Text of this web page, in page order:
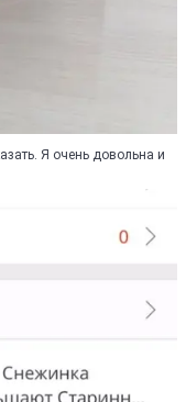
Я очень довольна и